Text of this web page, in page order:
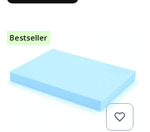
Bestseller